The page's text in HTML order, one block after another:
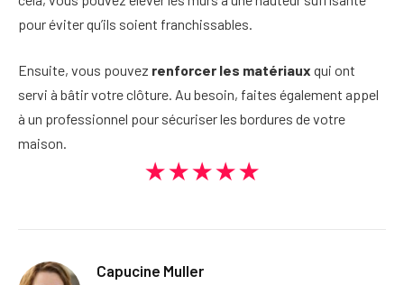
pour éviter qu’ils soient franchissables.
Ensuite, vous pouvez renforcer les matériaux qui ont
servi à bâtir votre clôture. Au besoin, faites également appel
à un professionnel pour sécuriser les bordures de votre
maison.
★★★★★
Capucine Muller